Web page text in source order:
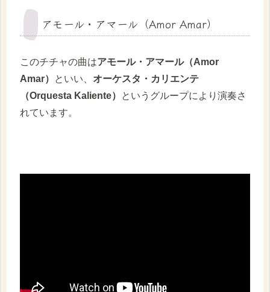
アモール・アマール（Amor Amar）
このチチャの曲はアモール・アマール（Amor
Amar）
といい、 オーケスタ・カリエンテ
（Orquesta Kaliente）
というグループにより演奏さ
れています。